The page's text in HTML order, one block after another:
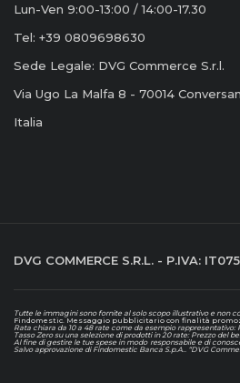
Lun-Ven 9:00-13:00 / 14:00-17.30
Tel: +39 0809698630
Sede Legale: DVG Commerce S.r.l.
Via Ugo La Malfa 8 - 70014
Italia
DVG COMMERCE S.R.L. - P.IVA:
Tutte le immagini sono fornite al solo scopo illustrativo e non
Findomestic. Messaggio pubblicitario con finalità
Rata chiara da 10 a 48 rate come da esempio
Tasso Zero su una selezione di prodotti in 20 rate: Prezzo del
Al fine di gestire le tue spese in modo responsabile e di
Salvo approvazione di Findomestic Banca S.p.A.. “DVG